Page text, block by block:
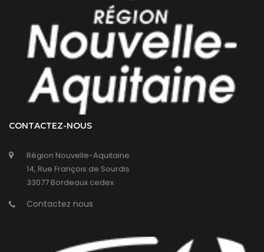
CONTACTEZ-NOUS
Région Nouvelle-Aquitaine
14, Rue François de Sourdis
33077 Bordeaux cedex
Contactez nous